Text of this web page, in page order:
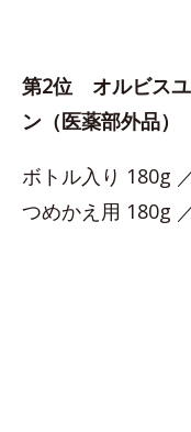
第2位 オルビスユ
ン（医薬部外品）
ボトル入り 180g
つめかえ用 180g